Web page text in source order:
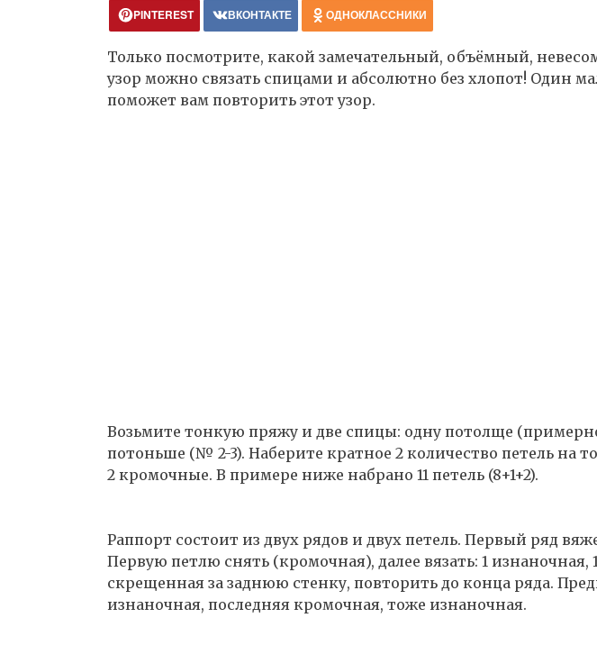
PINTEREST ВКОНТАКТЕ ОДНОКЛАССНИКИ
Только посмотрите, какой замечательный, объёмный,
узор можно связать спицами и абсолютно без хлопот! Один
поможет вам повторить этот узор.
Возьмите тонкую пряжу и две спицы: одну потолще
потоньше (№ 2-3). Наберите кратное 2 количество петель на
2 кромочные. В примере ниже набрано 11 петель (8+1+2).
Раппорт состоит из двух рядов и двух петель. Первый ряд
Первую петлю снять (кромочная), далее вязать: 1 изнаночная,
скрещенная за заднюю стенку, повторить до конца ряда.
изнаночная, последняя кромочная, тоже изнаночная.